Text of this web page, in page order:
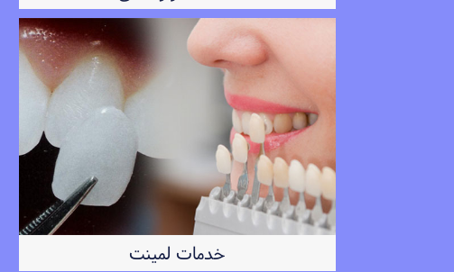
خدمات لمینت